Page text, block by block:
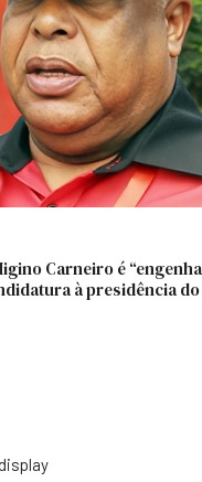
Carneiro é
à presidência do